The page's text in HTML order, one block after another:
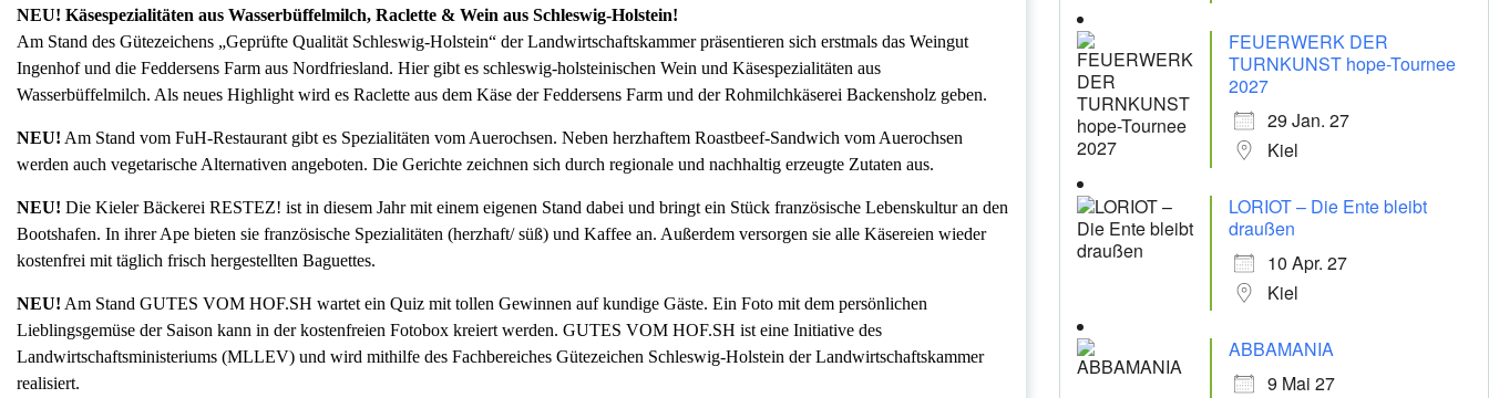
NEU! Käsespezialitäten aus Wasserbüffelmilch, Raclette & Wein aus Schleswig-Holstein!
Am Stand des Gütezeichens „Geprüfte Qualität Schleswig-Holstein“ der Landwirtschaftskammer präsentieren sich erstmals das Weingut
Ingenhof und die Feddersens Farm aus Nordfriesland. Hier gibt es schleswig-holsteinischen Wein und Käsespezialitäten aus
Wasserbüffelmilch. Als neues Highlight wird es Raclette aus dem Käse der Feddersens Farm und der Rohmilchkäserei Backensholz geben.
NEU! Am Stand vom FuH-Restaurant gibt es Spezialitäten vom Auerochsen. Neben herzhaftem Roastbeef-Sandwich vom Auerochsen
werden auch vegetarische Alternativen angeboten. Die Gerichte zeichnen sich durch regionale und nachhaltig erzeugte Zutaten aus.
NEU! Die Kieler Bäckerei RESTEZ! ist in diesem Jahr mit einem eigenen Stand dabei und bringt ein Stück französische Lebenskultur an den
Bootshafen. In ihrer Ape bieten sie französische Spezialitäten (herzhaft/ süß) und Kaffee an. Außerdem versorgen sie alle Käsereien wieder
kostenfrei mit täglich frisch hergestellten Baguettes.
NEU! Am Stand GUTES VOM HOF.SH wartet ein Quiz mit tollen Gewinnen auf kundige Gäste. Ein Foto mit dem persönlichen
Lieblingsgemüse der Saison kann in der kostenfreien Fotobox kreiert werden. GUTES VOM HOF.SH ist eine Initiative des
Landwirtschaftsministeriums (MLLEV) und wird mithilfe des Fachbereiches Gütezeichen Schleswig-Holstein der Landwirtschaftskammer
realisiert.
FEUERWERK DER
TURNKUNST hope-Tournee
2027
29 Jan. 27
Kiel
LORIOT – Die Ente bleibt
draußen
10 Apr. 27
Kiel
ABBAMANIA
9 Mai 27